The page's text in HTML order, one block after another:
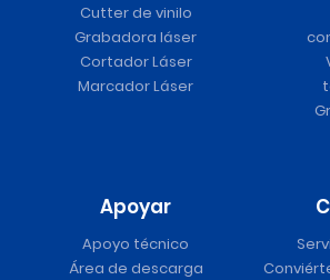
Cutter de vinilo
Grabadora láser
Cortador Láser
Marcador Láser
Apoyar
Apoyo técnico
Área de descarga